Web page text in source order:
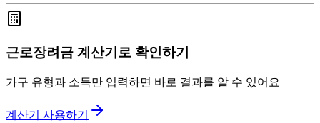
근로장려금 계산기로 확인하기
가구 유형과 소득만 입력하면 바로 결과를 알 수 있어요
계산기 사용하기